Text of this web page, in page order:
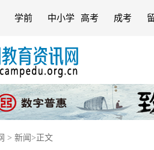
学前 中小学 高考 成考
> 新闻 > 正文